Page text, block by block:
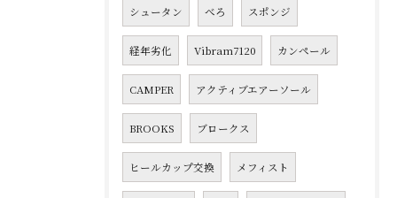
シュータン べろ スポンジ
経年劣化 Vibram7120 カンペール
CAMPER アクティブエアーソール
BROOKS ブロークス
ヒールカップ交換 メフィスト